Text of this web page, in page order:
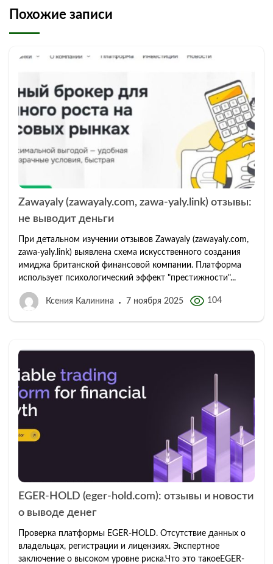
Похожие записи
Zawayaly (zawayaly.com, zawa-yaly.link) отзывы:
не выводит деньги
При детальном изучении отзывов Zawayaly (zawayaly.com,
zawa-yaly.link) выявлена схема искусственного создания
имиджа британской финансовой компании. Платформа
использует психологический эффект "престижности"...
Ксения Калинина 7 ноября 2025 104
EGER-HOLD (eger-hold.com): отзывы и новости
о выводе денег
Проверка платформы EGER-HOLD. Отсутствие данных о
владельцах, регистрации и лицензиях. Экспертное
заключение о высоком уровне риска.Что это такоеEGER-